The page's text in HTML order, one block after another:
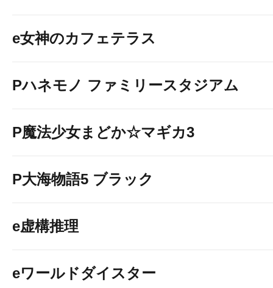
e女神のカフェテラス
Pハネモノ ファミリースタジアム
P魔法少女まどか☆マギカ3
P大海物語5 ブラック
e虚構推理
eワールドダイスター